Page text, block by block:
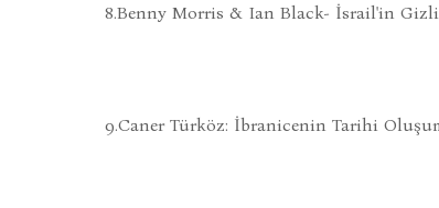
8.Benny Morris & Ian Black- İsrail'in Gizli
9.Caner Türköz: İbranicenin Tarihi